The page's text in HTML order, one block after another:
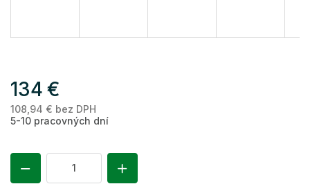
134 €
108,94 € bez DPH
5-10 pracovných dní